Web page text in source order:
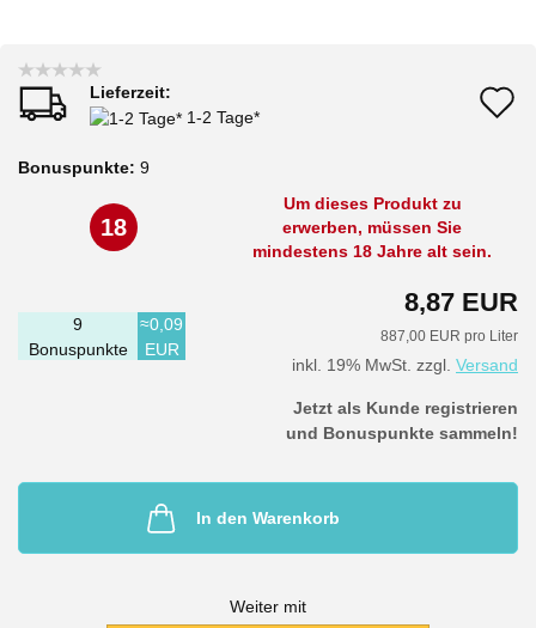
Lieferzeit:
1-2 Tage*
Bonuspunkte: 9
18
Um dieses Produkt zu
erwerben, müssen Sie
mindestens 18 Jahre alt sein.
8,87 EUR
887,00 EUR pro Liter
inkl. 19% MwSt. zzgl. Versand
9
Bonuspunkte
≈0,09
EUR
Jetzt als Kunde registrieren
und Bonuspunkte sammeln!
In den Warenkorb
Weiter mit